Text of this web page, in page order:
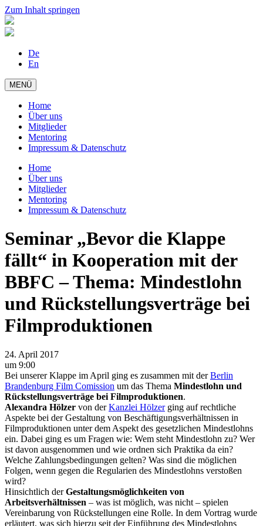
Zum Inhalt springen
De
En
MENÜ
Home
Über uns
Mitglieder
Mentoring
Impressum & Datenschutz
Home
Über uns
Mitglieder
Mentoring
Impressum & Datenschutz
Seminar „Bevor die Klappe
fällt“ in Kooperation mit der
BBFC – Thema: Mindestlohn
und Rückstellungsverträge bei
Filmproduktionen
24. April 2017
um 9:00
Bei unserer Klappe im April ging es zusammen mit derBerlin
Brandenburg Film Comission um das Thema Mindestlohn und
Rückstellungsverträge bei Filmproduktionen.
Alexandra Hölzer von derKanzlei Hölzerging auf rechtliche
Aspekte bei der Gestaltung von Beschäftigungsverhältnissen in
Filmproduktionen unter dem Aspekt des gesetzlichen Mindestlohns
ein. Dabei ging es um Fragen wie: Wem steht Mindestlohn zu? Wer
ist davon ausgenommen und wie ordnen sich Praktika da ein?
Welche Zahlungsbedingungen gelten? Was sind die möglichen
Folgen, wenn gegen die Regularien des Mindestlohns verstoßen
wird?
Hinsichtlich derGestaltungsmöglichkeiten von
Arbeitsverhältnissen – was ist möglich, was nicht – spielen
Vereinbarung von Rückstellungen eine Rolle. In dem Vortrag wurde
erläutert, was sich hierzu seit der Einführung des Mindestlohns